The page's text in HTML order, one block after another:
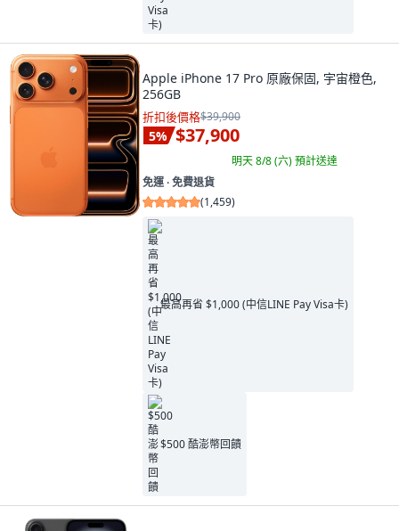
Apple iPhone 17 Pro 原廠保固, 宇宙橙色,
256GB
折扣後價格$39,900
5% $37,900
明天 8/8 (六)預計送達
免運 ∙ 免費退貨
(1,459)
最高再省 $1,000 (中信LINE Pay Visa卡)
$500 酷澎幣回饋